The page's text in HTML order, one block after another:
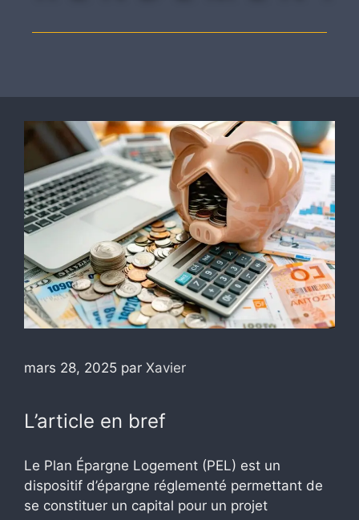
mars 28, 2025 par Xavier
L’article en bref
Le Plan Épargne Logement (PEL) est un
dispositif d’épargne réglementé permettant de
se constituer un capital pour un projet